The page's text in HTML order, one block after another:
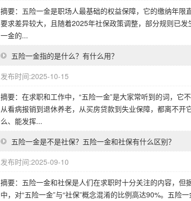
摘要：五险一金是职场人最基础的权益保障，它的缴纳年
要求差异较大，且随着2025年社保政策调整，部分规则已
一金的...
五险一金指的是什么？有什么用？
发布时间:2025-10-15
摘要：在求职和工作中，“五险一金”是大家常听到的词，
从看病报销到退休养老，从买房贷款到失业保障，都离不
么、能发挥...
五险一金是不是社保？五险一金和社保有什么区别？
发布时间:2025-09-10
摘要：五险一金和社保是人们在求职时十分关注的内容，
中，对“五险一金”与“社保”概念混淆的比例高达90%。五险